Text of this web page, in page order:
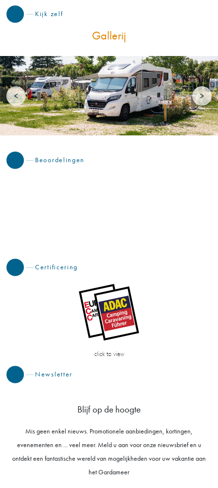
Kijk zelf
Gallerij
< >
Newsletter
Blijf op de hoogte
Mis geen enkel nieuws. Promotionele aanbiedingen, kortingen,
evenementen en ... veel meer. Meld u aan voor onze nieuwsbrief en u
ontdekt een fantastische wereld van mogelijkheden voor uw vakantie aan
het Gardameer
Beoordelingen
Certificering